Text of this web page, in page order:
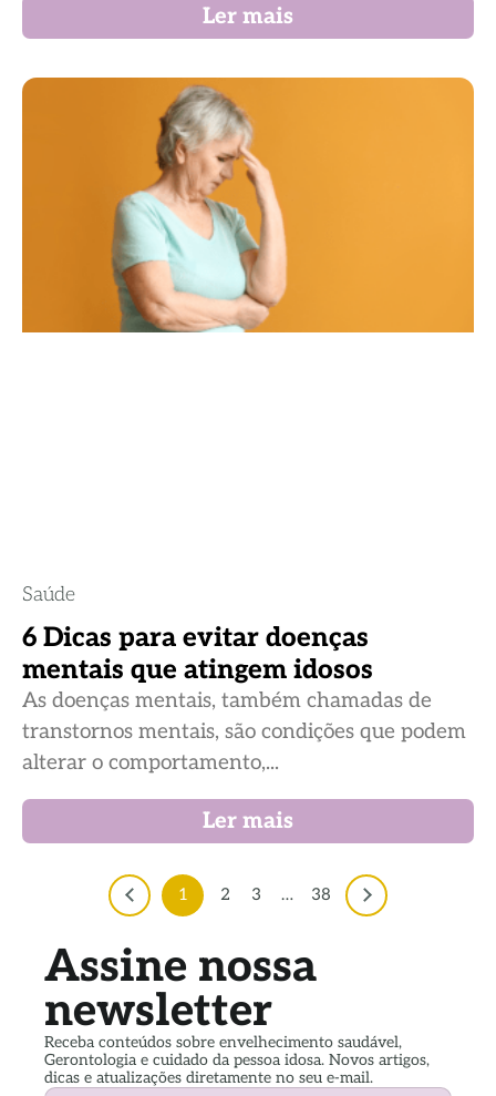
Ler mais
Saúde
6 Dicas para evitar doenças
mentais que atingem idosos
As doenças mentais, também chamadas de
transtornos mentais, são condições que podem
alterar o comportamento,...
Ler mais
1 2 3 … 38
Assine nossa
newsletter
Receba conteúdos sobre envelhecimento saudável,
Gerontologia e cuidado da pessoa idosa. Novos artigos,
dicas e atualizações diretamente no seu e-mail.